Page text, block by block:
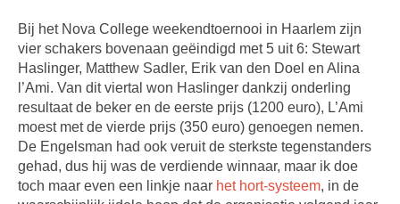
Bij het Nova College weekendtoernooi in Haarlem zijn
vier schakers bovenaan geëindigd met 5 uit 6: Stewart
Haslinger, Matthew Sadler, Erik van den Doel en Alina
l’Ami. Van dit viertal won Haslinger dankzij onderling
resultaat de beker en de eerste prijs (1200 euro), L’Ami
moest met de vierde prijs (350 euro) genoegen nemen.
De Engelsman had ook veruit de sterkste tegenstanders
gehad, dus hij was de verdiende winnaar, maar ik doe
toch maar even een linkje naar het hort-systeem, in de